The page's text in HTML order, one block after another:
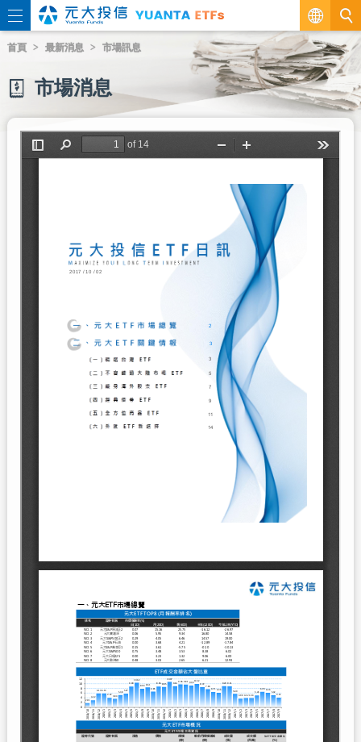
繁
EN
首頁 最新消息 市場訊息
市場消息